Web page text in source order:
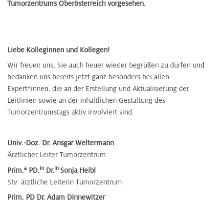
Tumorzentrums Oberösterreich vorgesehen.
Liebe Kolleginnen und Kollegen!
Wir freuen uns, Sie auch heuer wieder begrüßen zu dürfen und
bedanken uns bereits jetzt ganz besonders bei allen
Expert*innen, die an der Erstellung und Aktualisierung der
Leitlinien sowie an der inhaltlichen Gestaltung des
Tumorzentrumstags aktiv involviert sind.
Univ.-Doz. Dr. Ansgar Weltermann
Ärztlicher Leiter Tumorzentrum
Prim.a PD.in Dr.in Sonja Heibl
Stv. ärztliche Leiterin Tumorzentrum
Prim. PD Dr. Adam Dinnewitzer